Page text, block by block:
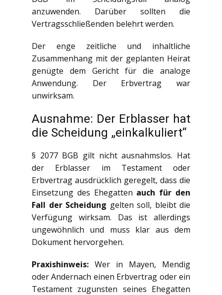
anzuwenden. Darüber sollten die
Vertragsschließenden belehrt werden.
Der enge zeitliche und inhaltliche
Zusammenhang mit der geplanten Heirat
genügte dem Gericht für die analoge
Anwendung. Der Erbvertrag war
unwirksam.
Ausnahme: Der Erblasser hat
die Scheidung „einkalkuliert“
§ 2077 BGB gilt nicht ausnahmslos. Hat
der Erblasser im Testament oder
Erbvertrag ausdrücklich geregelt, dass die
Einsetzung des Ehegatten auch für den
Fall der Scheidung gelten soll, bleibt die
Verfügung wirksam. Das ist allerdings
ungewöhnlich und muss klar aus dem
Dokument hervorgehen.
Praxishinweis: Wer in Mayen, Mendig
oder Andernach einen Erbvertrag oder ein
Testament zugunsten seines Ehegatten